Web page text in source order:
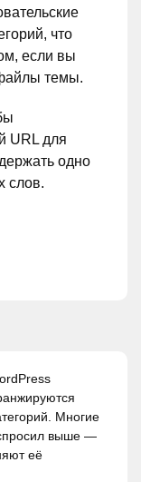
что
если вы
темы.
URL для
одно
слов.
Многие
выше —
её